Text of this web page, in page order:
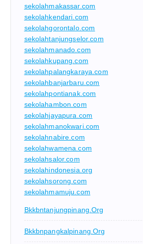
sekolahmakassar.com
sekolahkendari.com
sekolahgorontalo.com
sekolahtanjungselor.com
sekolahmanado.com
sekolahkupang.com
sekolahpalangkaraya.com
sekolahbanjarbaru.com
sekolahpontianak.com
sekolahambon.com
sekolahjayapura.com
sekolahmanokwari.com
sekolahnabire.com
sekolahwamena.com
sekolahsalor.com
sekolahindonesia.org
sekolahsorong.com
sekolahmamuju.com
Bkkbntanjungpinang.org
Bkkbnpangkalpinang.org